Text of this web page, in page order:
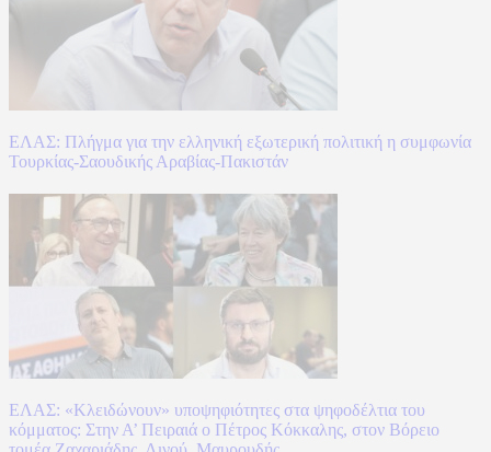
ΕΛΑΣ: Πλήγμα για την ελληνική εξωτερική πολιτική η συμφωνία
Τουρκίας-Σαουδικής Αραβίας-Πακιστάν
ΕΛΑΣ: «Κλειδώνουν» υποψηφιότητες στα ψηφοδέλτια του
κόμματος: Στην Α’ Πειραιά ο Πέτρος Κόκκαλης, στον Βόρειο